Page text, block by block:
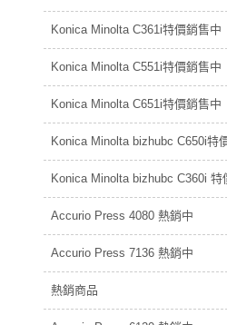
Konica Minolta C361i特價銷售中
Konica Minolta C551i特價銷售中
Konica Minolta C651i特價銷售中
Konica Minolta bizhubc C650i特
Konica Minolta bizhubc C360i 特
Accurio Press 4080 熱銷中
Accurio Press 7136 熱銷中
熱銷商品